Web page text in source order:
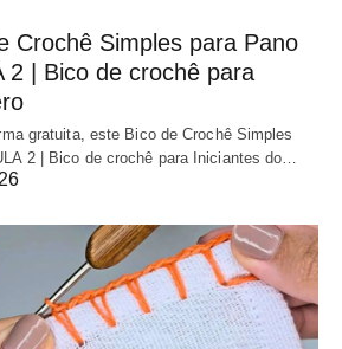
Crochê Simples para Pano
2 | Bico de crochê para
gratuita, este Bico de Crochê Simples
2 | Bico de crochê para Iniciantes do…